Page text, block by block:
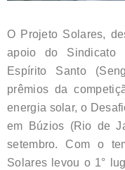
O Projeto Solares,
apoio do Sindicato
Espírito Santo
prêmios da
energia solar, o
em Búzios (Rio de
setembro. Com o
Solares levou o 1°